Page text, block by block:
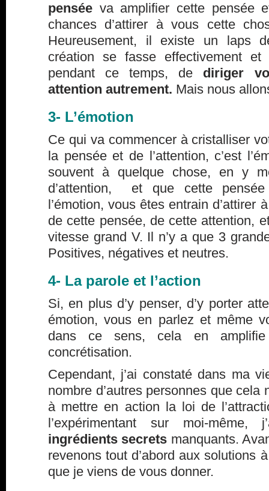
pensée va amplifier cette pensée
chances d’attirer à vous cette
Heureusement, il existe un laps
création se fasse effectivement
pendant ce temps, de diriger
attention autrement. Mais nous
3- L’émotion
Ce qui va commencer à cristalliser
la pensée et de l’attention, c’est
souvent à quelque chose, en y
d’attention, et que cette
l’émotion, vous êtes entrain d’attirer
de cette pensée, de cette attention,
vitesse grand V. Il n’y a que 3
Positives, négatives et neutres.
4- La parole et l’action
Si, en plus d’y penser, d’y porter
émotion, vous en parlez et même
dans ce sens, cela en amplifie
concrétisation.
Cependant, j’ai constaté dans ma
nombre d’autres personnes que cela
à mettre en action la loi de
l’expérimentant sur moi-
ingrédients secrets manquants.
revenons tout d’abord aux solutions
que je viens de vous donner.